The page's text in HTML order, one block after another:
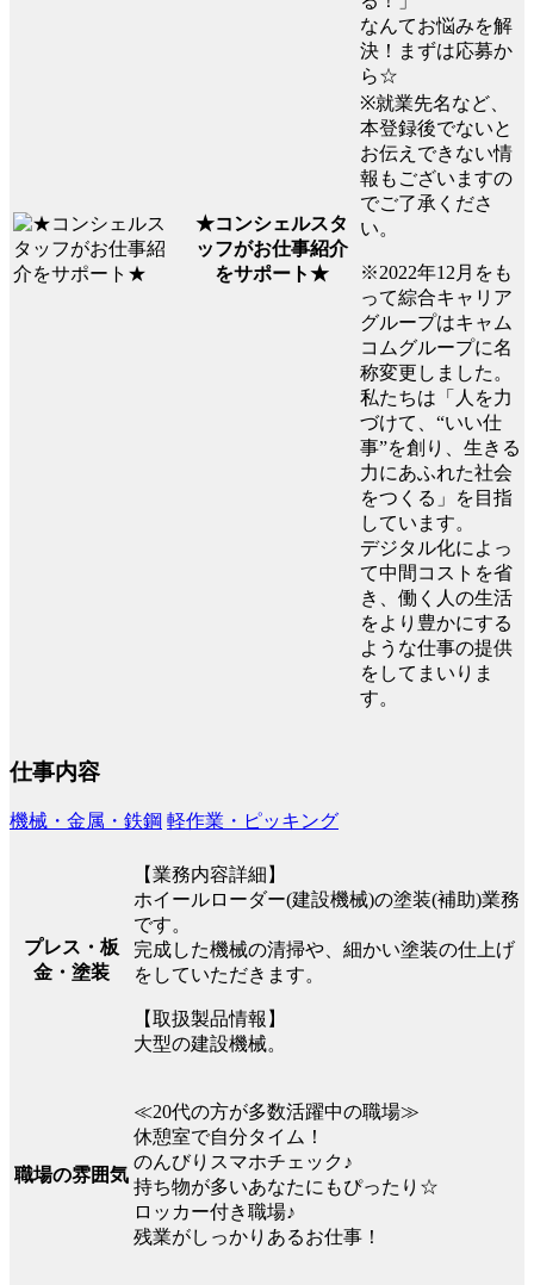
★コンシェルスタ
ッフがお仕事紹介
をサポート★
なんてお悩みを解
決！まずは応募か
ら☆
※就業先名など、
本登録後でないと
お伝えできない情
報もございますの
でご了承くださ
い。
※2022年12月をも
って綜合キャリア
グループはキャム
コムグループに名
称変更しました。
私たちは「人を力
づけて、“いい仕
事”を創り、生きる
力にあふれた社会
をつくる」を目指
しています。
デジタル化によっ
て中間コストを省
き、働く人の生活
をより豊かにする
ような仕事の提供
をしてまいりま
す。
仕事内容
機械・金属・鉄鋼 軽作業・ピッキング
プレス・板
金・塗装
【業務内容詳細】
ホイールローダー(建設機械)の塗装(補助)業務
です。
完成した機械の清掃や、細かい塗装の仕上げ
をしていただきます。
【取扱製品情報】
大型の建設機械。
職場の雰囲気
≪20代の方が多数活躍中の職場≫
休憩室で自分タイム！
のんびりスマホチェック♪
持ち物が多いあなたにもぴったり☆
ロッカー付き職場♪
残業がしっかりあるお仕事！